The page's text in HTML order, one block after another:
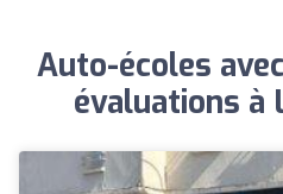
Auto-écoles
évaluations à